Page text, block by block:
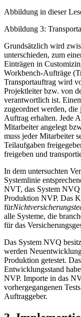
Abbildung in dieser
Abbildung 3:
Grundsätzlich wird
unterschieden, zum
Einträgen in
Workbench-Aufträge
Transportauftrag wird
Projektleiter bzw. von
verantwortlich ist.
zugeordnet werden,
Auftrag erhalten. Jede
Mitarbeiter angelegt
muss jeder Mitarbeiter
Teilaufgaben
freigeben und
In dem untersuchten
Systemlinie
NVT, das System NVQ
Produktion NVP. Das
für
alle Systeme, die
für das
Das System NVQ
werden
Produktion getestet.
Entwicklungsstand
NVP. Importe in das
vorhergegangenen
Auftraggeber.